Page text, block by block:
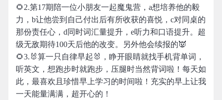
🌻2.第17期陪一位小朋友一起魔鬼营，a想培养他的毅
力，b让他尝到自己付出后有所收获的喜悦，c对同桌的
那份责任心，d同时词汇量提升，e听力和口语提升。超
级无敌期待100天后他的改变。另外他会续报的👿
🌻3.🐰算一只自律早起🐰，睁开眼睛就找手机背单词，
听英文，想跑步时就跑步，压腿时当然背词啦！每天如
此，最喜欢且珍惜早上学习的时间啦！充实的早上让我
一天能量满满，超开心的！